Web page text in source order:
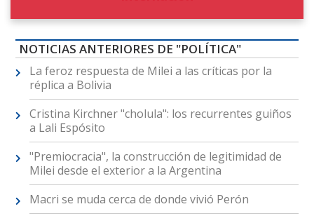
NOTICIAS ANTERIORES DE "POLÍTICA"
La feroz respuesta de Milei a las críticas por la
réplica a Bolivia
Cristina Kirchner "cholula": los recurrentes guiños
a Lali Espósito
"Premiocracia", la construcción de legitimidad de
Milei desde el exterior a la Argentina
Macri se muda cerca de donde vivió Perón